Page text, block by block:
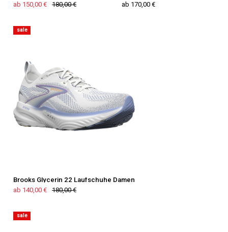
ab 150,00 €
180,00 €
ab 170,00 €
sale
Brooks Glycerin 22 Laufschuhe Damen
ab 140,00 €
180,00 €
sale